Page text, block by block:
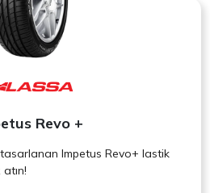
Revo +
Impetus Revo+ lastik